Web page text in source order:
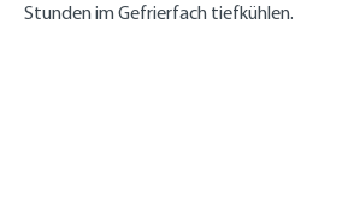
Stunden im Gefrierfach tiefkühlen.